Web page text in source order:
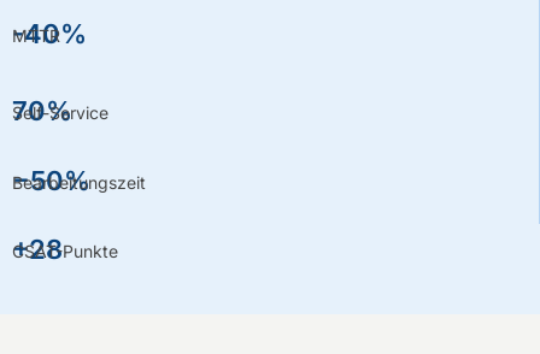
-40%
MTTR
70%
Self-Service
−50%
Bearbeitungszeit
+28
CSAT-Punkte